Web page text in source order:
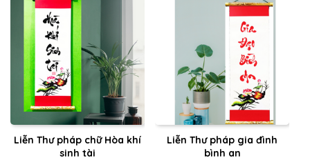
Liễn Thư pháp chữ Hòa khí
sinh tài
Liễn Thư pháp gia đình
bình an